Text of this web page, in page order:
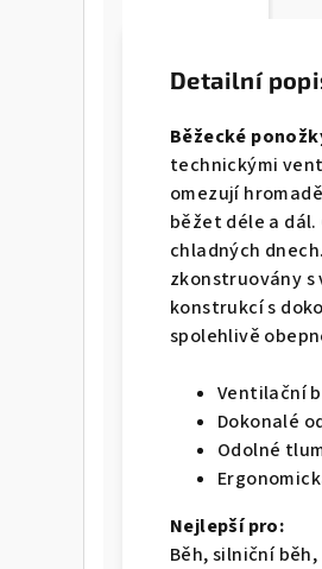
Detailní
Běžecké
technickými
omezují
běžet déle a
chladných
zkonstruovány s
konstrukcí s
spolehlivě
Ventilační
Dokonalé
Odolné
Nejlepší pro:
Běh, silniční